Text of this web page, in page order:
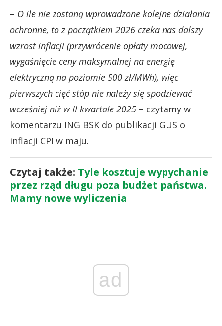
– O ile nie zostaną wprowadzone kolejne działania
ochronne, to z początkiem 2026 czeka nas dalszy
wzrost inflacji (przywrócenie opłaty mocowej,
wygaśnięcie ceny maksymalnej na energię
elektryczną na poziomie 500 zł/MWh), więc
pierwszych cięć stóp nie należy się spodziewać
wcześniej niż w II kwartale 2025 – czytamy w
komentarzu ING BSK do publikacji GUS o
inflacji CPI w maju.
Czytaj także: Tyle kosztuje wypychanie
przez rząd długu poza budżet państwa.
Mamy nowe wyliczenia
ad